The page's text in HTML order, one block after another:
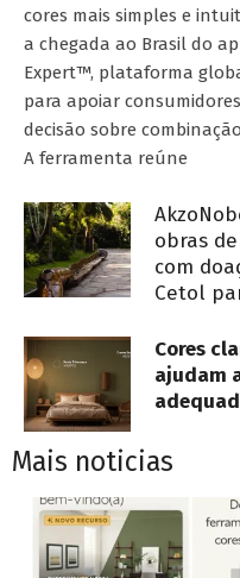
cores mais simples e
a chegada ao Brasil do
Expert™, plataforma
para apoiar
decisão sobre
A ferramenta reúne
obras
com
Cetol
Cores
ajudam
Mais noticias